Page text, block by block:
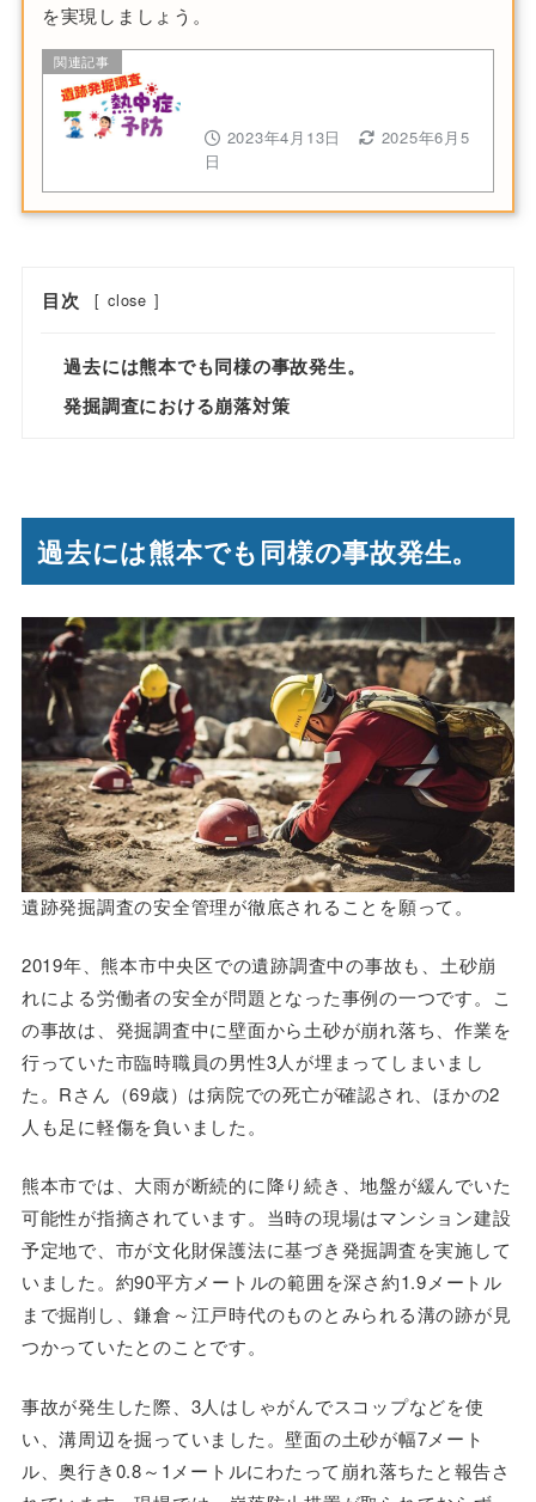
を実現しましょう。
関連記事
2023年4月13日
2025年6月5
日
目次 [ close ]
過去には熊本でも同様の事故発生。
発掘調査における崩落対策
過去には熊本でも同様の事故発生。
遺跡発掘調査の安全管理が徹底されることを願って。
2019年、熊本市中央区での遺跡調査中の事故も、土砂崩
れによる労働者の安全が問題となった事例の一つです。こ
の事故は、発掘調査中に壁面から土砂が崩れ落ち、作業を
行っていた市臨時職員の男性3人が埋まってしまいまし
た。Rさん（69歳）は病院での死亡が確認され、ほかの2
人も足に軽傷を負いました。
熊本市では、大雨が断続的に降り続き、地盤が緩んでいた
可能性が指摘されています。当時の現場はマンション建設
予定地で、市が文化財保護法に基づき発掘調査を実施して
いました。約90平方メートルの範囲を深さ約1.9メートル
まで掘削し、鎌倉～江戸時代のものとみられる溝の跡が見
つかっていたとのことです。
事故が発生した際、3人はしゃがんでスコップなどを使
い、溝周辺を掘っていました。壁面の土砂が幅7メート
ル、奥行き0.8～1メートルにわたって崩れ落ちたと報告さ